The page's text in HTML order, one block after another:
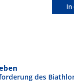
In
des